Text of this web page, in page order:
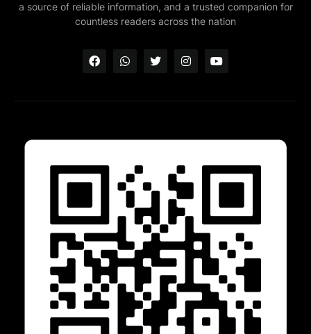
a source of reliable information, and a trusted companion for
countless readers across the nation